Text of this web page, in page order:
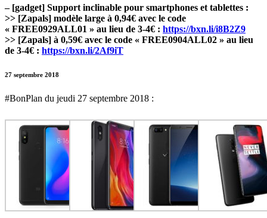
– [gadget] Support inclinable pour smartphones et tablettes :
>> [Zapals] modèle large à 0,94€ avec le code
« FREE0929ALL01 » au lieu de 3-4€ : https://bxn.li/i8B2Z9
>> [Zapals] à 0,59€ avec le code « FREE0904ALL02 » au lieu
de 3-4€ : https://bxn.li/2Af9iT
27 septembre 2018
#BonPlan du jeudi 27 septembre 2018 :